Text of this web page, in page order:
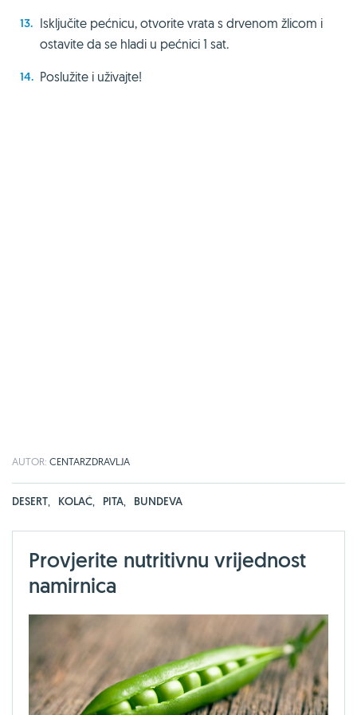
Isključite pećnicu, otvorite vrata s drvenom žlicom i
ostavite da se hladi u pećnici 1 sat.
Poslužite i uživajte!
AUTOR: CENTARZDRAVLJA
DESERT, KOLAČ, PITA, BUNDEVA
Provjerite nutritivnu vrijednost
namirnica